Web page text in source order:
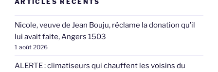
Nicole, veuve de Jean Bouju, réclame la donation qu’il
lui avait faite, Angers 1503
1 août 2026
ALERTE : climatiseurs qui chauffent les voisins du